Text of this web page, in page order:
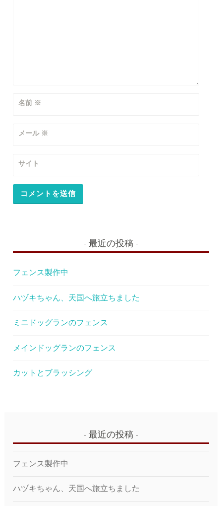
名前 ※
メール ※
サイト
最近の投稿
フェンス製作中
ハヅキちゃん、天国へ旅立ちました
ミニドッグランのフェンス
メインドッグランのフェンス
カットとブラッシング
最近の投稿
フェンス製作中
ハヅキちゃん、天国へ旅立ちました